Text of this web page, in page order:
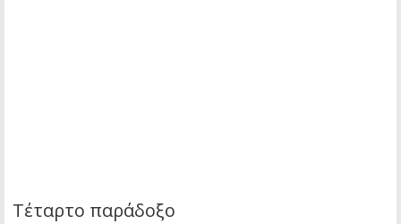
Τέταρτο παράδοξο